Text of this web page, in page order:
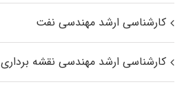
کارشناسی ارشد مهندسی نفت
کارشناسی ارشد مهندسی نقشه برداری